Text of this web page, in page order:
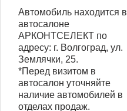
Автомобиль находится в
автосалоне
АРКОНТСЕЛЕКТ по
адресу: г. Волгоград, ул.
Землячки, 25.
*Перед визитом в
автосалон уточняйте
наличие автомобилей в
отделах продаж.